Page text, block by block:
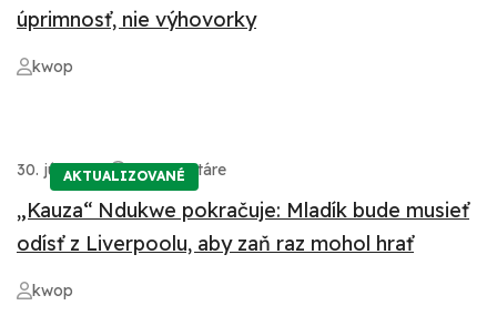
úprimnosť, nie výhovorky
kwop
AKTUALIZOVANÉ
30. júla 2026 2 komentáre
„Kauza“ Ndukwe pokračuje: Mladík bude musieť
odísť z Liverpoolu, aby zaň raz mohol hrať
kwop